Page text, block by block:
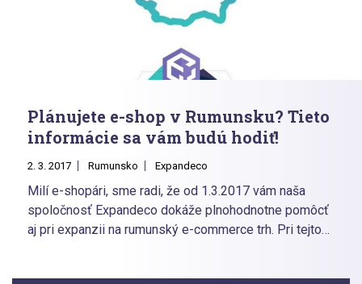
Plánujete e-shop v Rumunsku? Tieto
informácie sa vám budú hodiť!
2. 3. 2017 Rumunsko Expandeco
Milí e-shopári, sme radi, že od 1.3.2017 vám naša
spoločnosť Expandeco dokáže plnohodnotne pomôcť
aj pri expanzii na rumunský e-commerce trh. Pri tejto